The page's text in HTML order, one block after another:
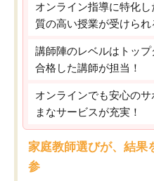
オンライン指導に特化
質の高い授業が受けられ
講師陣のレベルはトッ
合格した講師が担当！
オンラインでも安心の
まなサービスが充実！
家庭教師選びが、結果
参